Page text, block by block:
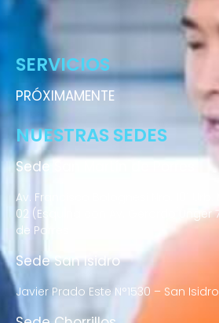
Enfermeras a domicilio
NUESTRAS SEDES
Sede San Martín de Porres
Av. Francisco Bolognesi Nro. 101
02 (Esquina con Av. Gerardo Unger
de Porres
Sede San Isidro
Javier Prado Este N°1530 – San Isidro
SERVICIOS
PRÓXIMAMENTE